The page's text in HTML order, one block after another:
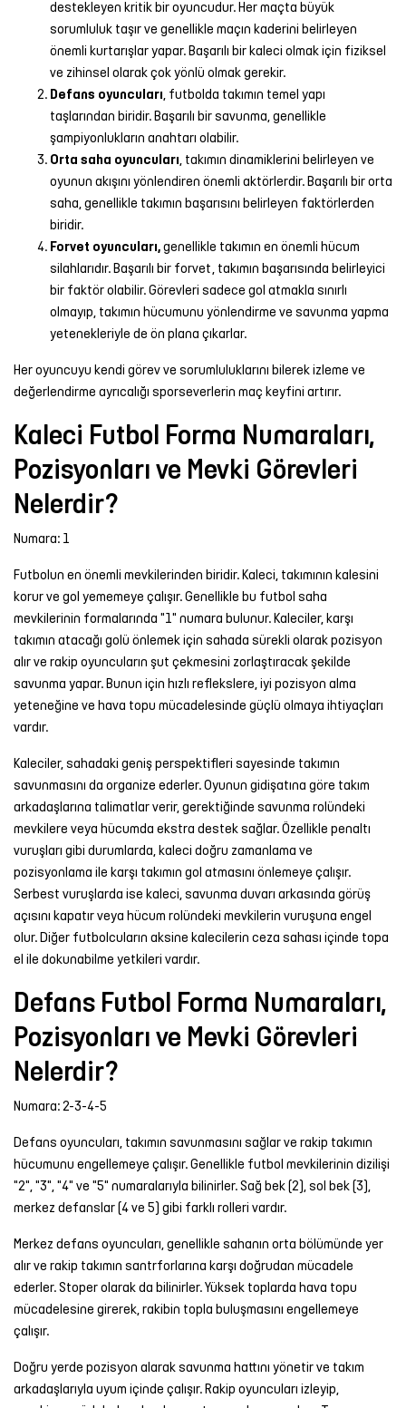
destekleyen kritik bir oyuncudur. Her maçta büyük
sorumluluk taşır ve genellikle maçın kaderini belirleyen
önemli kurtarışlar yapar. Başarılı bir kaleci olmak için fiziksel
ve zihinsel olarak çok yönlü olmak gerekir.
Defans oyuncuları , futbolda takımın temel yapı
taşlarından biridir. Başarılı bir savunma, genellikle
şampiyonlukların anahtarı olabilir.
Orta saha oyuncuları , takımın dinamiklerini belirleyen ve
oyunun akışını yönlendiren önemli aktörlerdir. Başarılı bir orta
saha, genellikle takımın başarısını belirleyen faktörlerden
biridir.
Forvet oyuncuları,genellikle takımın en önemli hücum
silahlarıdır. Başarılı bir forvet, takımın başarısında belirleyici
bir faktör olabilir. Görevleri sadece gol atmakla sınırlı
olmayıp, takımın hücumunu yönlendirme ve savunma yapma
yetenekleriyle de ön plana çıkarlar.
Her oyuncuyu kendi görev ve sorumluluklarını bilerek izleme ve
değerlendirme ayrıcalığı sporseverlerin maç keyfini artırır.
Kaleci Futbol Forma Numaraları,
Pozisyonları ve Mevki Görevleri
Nelerdir?
Numara: 1
Futbolun en önemli mevkilerinden biridir. Kaleci, takımının kalesini
korur ve gol yememeye çalışır. Genellikle bu futbol saha
mevkilerinin formalarında "1" numara bulunur. Kaleciler, karşı
takımın atacağı golü önlemek için sahada sürekli olarak pozisyon
alır ve rakip oyuncuların şut çekmesini zorlaştıracak şekilde
savunma yapar. Bunun için hızlı reflekslere, iyi pozisyon alma
yeteneğine ve hava topu mücadelesinde güçlü olmaya ihtiyaçları
vardır.
Kaleciler, sahadaki geniş perspektifleri sayesinde takımın
savunmasını da organize ederler. Oyunun gidişatına göre takım
arkadaşlarına talimatlar verir, gerektiğinde savunma rolündeki
mevkilere veya hücumda ekstra destek sağlar. Özellikle penaltı
vuruşları gibi durumlarda, kaleci doğru zamanlama ve
pozisyonlama ile karşı takımın gol atmasını önlemeye çalışır.
Serbest vuruşlarda ise kaleci, savunma duvarı arkasında görüş
açısını kapatır veya hücum rolündeki mevkilerin vuruşuna engel
olur. Diğer futbolcuların aksine kalecilerin ceza sahası içinde topa
el ile dokunabilme yetkileri vardır.
Defans Futbol Forma Numaraları,
Pozisyonları ve Mevki Görevleri
Nelerdir?
Numara: 2-3-4-5
Defans oyuncuları, takımın savunmasını sağlar ve rakip takımın
hücumunu engellemeye çalışır. Genellikle futbol mevkilerinin dizilişi
"2", "3", "4" ve "5" numaralarıyla bilinirler. Sağ bek (2), sol bek (3),
merkez defanslar (4 ve 5) gibi farklı rolleri vardır.
Merkez defans oyuncuları, genellikle sahanın orta bölümünde yer
alır ve rakip takımın santrforlarına karşı doğrudan mücadele
ederler. Stoper olarak da bilinirler. Yüksek toplarda hava topu
mücadelesine girerek, rakibin topla buluşmasını engellemeye
çalışır.
Doğru yerde pozisyon alarak savunma hattını yönetir ve takım
arkadaşlarıyla uyum içinde çalışır. Rakip oyuncuları izleyip,